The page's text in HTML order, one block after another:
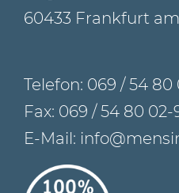
60433 Frankfurt
Telefon: 069 / 54 80
Fax: 069 / 54 80 02-
E-Mail: